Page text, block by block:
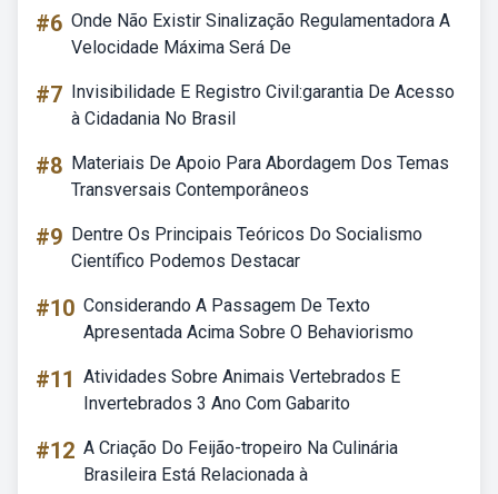
#6 Onde Não Existir Sinalização Regulamentadora A
Velocidade Máxima Será De
#7 Invisibilidade E Registro Civil:garantia De Acesso
à Cidadania No Brasil
#8 Materiais De Apoio Para Abordagem Dos Temas
Transversais Contemporâneos
#9 Dentre Os Principais Teóricos Do Socialismo
Científico Podemos Destacar
#10 Considerando A Passagem De Texto
Apresentada Acima Sobre O Behaviorismo
#11 Atividades Sobre Animais Vertebrados E
Invertebrados 3 Ano Com Gabarito
#12 A Criação Do Feijão-tropeiro Na Culinária
Brasileira Está Relacionada à